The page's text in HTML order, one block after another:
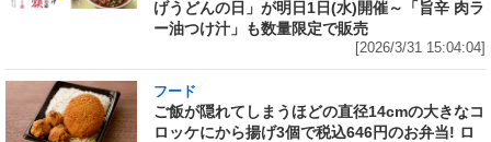
げうどんの日」が明日1日(水)開催～「旨辛 肉ラ
ー油つけ汁」も数量限定で販売
[2026/3/31 15:04:04]
フード
ご飯が隠れてしまうほどの直径14cmの大きなコ
ロッケにから揚げ3個で税込646円のお弁当! ロ